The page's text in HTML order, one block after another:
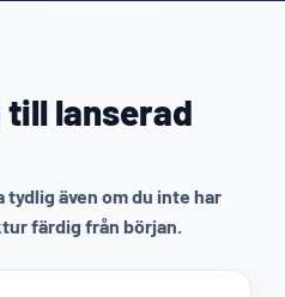
till lanserad
även om du inte har
färdig från början.